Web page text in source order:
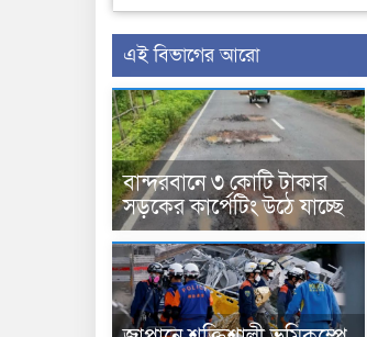
এই বিভাগের আরো
বান্দরবানে ৩ কোটি টাকার
সড়কের কার্পেটিং উঠে যাচ্ছে